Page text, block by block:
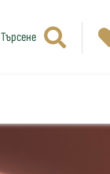
Търсене